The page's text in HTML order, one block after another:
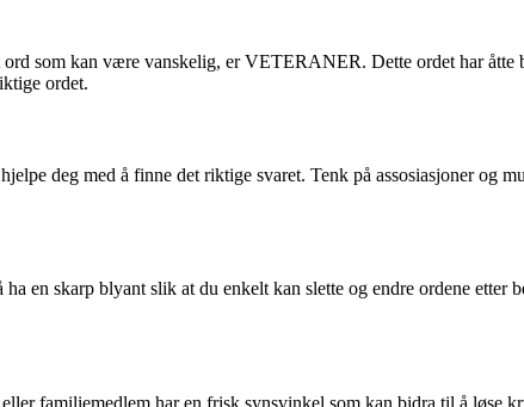
som kan være vanskelig, er VETERANER. Dette ordet har åtte
ordet.
deg med å finne det riktige svaret. Tenk på assosiasjoner og
skarp blyant slik at du enkelt kan slette og endre ordene etter
familiemedlem har en frisk synsvinkel som kan bidra til å løse